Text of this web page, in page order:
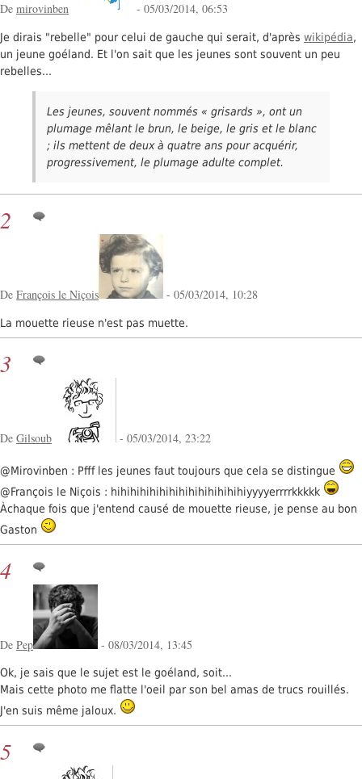
De mirovinben - 05/03/2014, 06:53
Je dirais "rebelle" pour celui de gauche qui serait, d'après wikipédia,
un jeune goéland. Et l'on sait que les jeunes sont souvent un peu
rebelles...
Les jeunes, souvent nommés « grisards », ont un
plumage mêlant le brun, le beige, le gris et le blanc
; ils mettent de deux à quatre ans pour acquérir,
progressivement, le plumage adulte complet.
2
De François le Niçois - 05/03/2014, 10:28
La mouette rieuse n'est pas muette.
3
De Gilsoub - 05/03/2014, 23:22
@Mirovinben : Pfff les jeunes faut toujours que cela se distingue
@François le Niçois : hihihihihihihihihihihihihihiyyyyerrrrkkkkk
Àchaque fois que j'entend causé de mouette rieuse, je pense au bon
Gaston
4
De Pep - 08/03/2014, 13:45
Ok, je sais que le sujet est le goéland, soit...
Mais cette photo me flatte l'oeil par son bel amas de trucs rouillés.
J'en suis même jaloux.
5